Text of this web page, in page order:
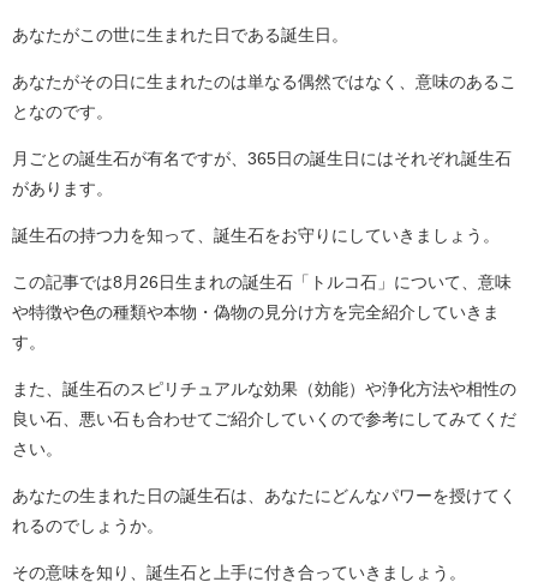
あなたがこの世に生まれた日である誕生日。
あなたがその日に生まれたのは単なる偶然ではなく、意味のあるこ
となのです。
月ごとの誕生石が有名ですが、365日の誕生日にはそれぞれ誕生石
があります。
誕生石の持つ力を知って、誕生石をお守りにしていきましょう。
この記事では8月26日生まれの誕生石「トルコ石」について、意味
や特徴や色の種類や本物・偽物の見分け方を完全紹介していきま
す。
また、誕生石のスピリチュアルな効果（効能）や浄化方法や相性の
良い石、悪い石も合わせてご紹介していくので参考にしてみてくだ
さい。
あなたの生まれた日の誕生石は、あなたにどんなパワーを授けてく
れるのでしょうか。
その意味を知り、誕生石と上手に付き合っていきましょう。